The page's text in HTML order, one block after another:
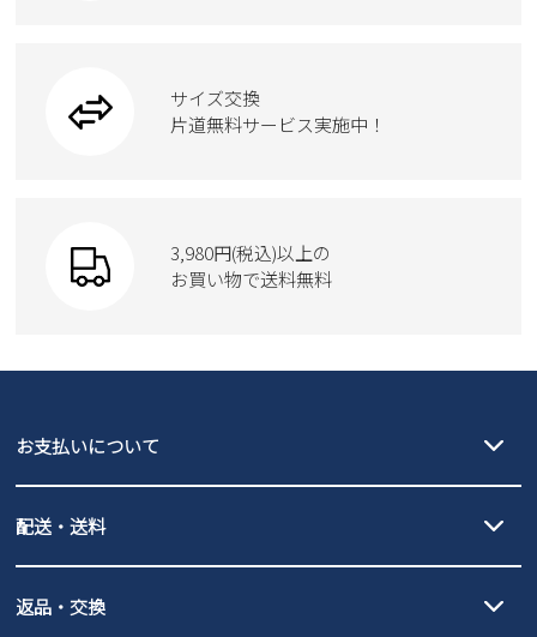
ウェア
moz
ブーツ
Parade
GAP
new balance
瞬足
トートバッグサイズ交換
片道無料サービス実施中！
3,980円(税込)以上の
お買い物で送料無料
お支払いについて
PayPay（オンライン決済）、代金引換のご利用が可能です。
配送・送料
北海道・本州・四国・九州…550円
全国一律…220円（税込）
返品・交換